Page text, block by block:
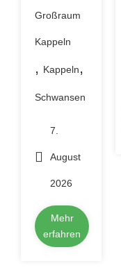
Großraum
Kappeln
, Kappeln,
Schwansen
7.
August
2026
Mehr
erfahren